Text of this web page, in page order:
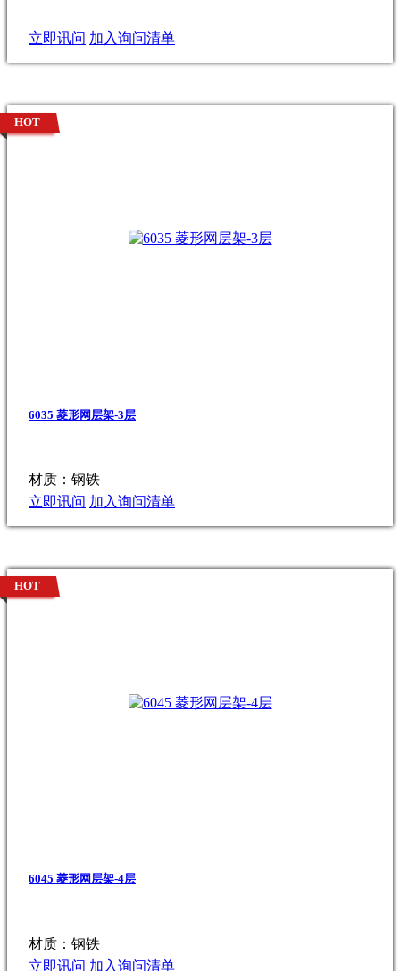
立即讯问 加入询问清单
6035 菱形网层架-3层
材质：钢铁
立即讯问 加入询问清单
HOT
6045 菱形网层架-4层
材质：钢铁
立即讯问 加入询问清单
HOT